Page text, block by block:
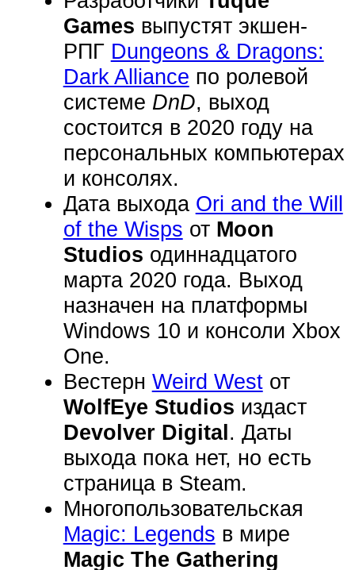
Games выпустят экшен-
РПГ Dungeons & Dragons:
Dark Alliance по ролевой
системе DnD, выход
состоится в 2020 году на
персональных компьютерах
и консолях.
Дата выхода Ori and the Will
of the Wisps от Moon
Studios одиннадцатого
марта 2020 года. Выход
назначен на платформы
Windows 10 и консоли Xbox
One.
Вестерн Weird Westот
WolfEye Studios издаст
Devolver Digital. Даты
выхода пока нет, но есть
страница в Steam.
Многопользовательская
Magic: Legends в мире
Magic The Gathering